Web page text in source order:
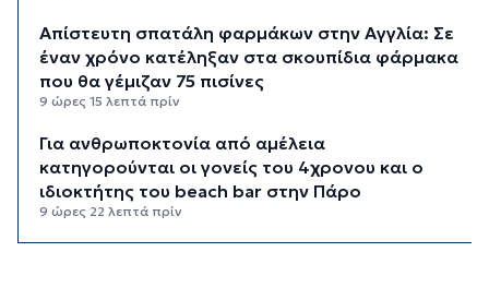
Απίστευτη σπατάλη φαρμάκων στην Αγγλία: Σε
έναν χρόνο κατέληξαν στα σκουπίδια φάρμακα
που θα γέμιζαν 75 πισίνες
9 ώρες 15 λεπτά πρίν
Για ανθρωποκτονία από αμέλεια
κατηγορούνται οι γονείς του 4χρονου και ο
ιδιοκτήτης του beach bar στην Πάρο
9 ώρες 22 λεπτά πρίν